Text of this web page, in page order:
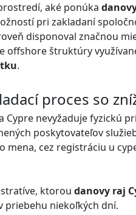
aké ponúka
pri zakladaní
disponoval značnou
offshore štruktúry
.
proces so
Cypre nevyžaduje fyzickú
poskytovateľov
mena, cez registráciu u
ktorou danovy raj
priebehu niekoľkých dní.